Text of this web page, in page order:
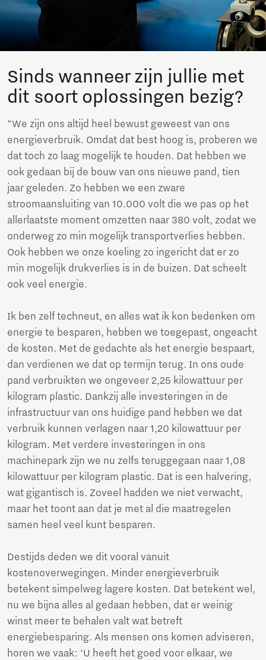
Sinds wanneer zijn jullie met
dit soort oplossingen bezig?
“We zijn ons altijd heel bewust geweest van ons
energieverbruik. Omdat dat best hoog is, proberen we
dat toch zo laag mogelijk te houden. Dat hebben we
ook gedaan bij de bouw van ons nieuwe pand, tien
jaar geleden. Zo hebben we een zware
stroomaansluiting van 10.000 volt die we pas op het
allerlaatste moment omzetten naar 380 volt, zodat we
onderweg zo min mogelijk transportverlies hebben.
Ook hebben we onze koeling zo ingericht dat er zo
min mogelijk drukverlies is in de buizen. Dat scheelt
ook veel energie.
Ik ben zelf techneut, en alles wat ik kon bedenken om
energie te besparen, hebben we toegepast, ongeacht
de kosten. Met de gedachte als het energie bespaart,
dan verdienen we dat op termijn terug. In ons oude
pand verbruikten we ongeveer 2,25 kilowattuur per
kilogram plastic. Dankzij alle investeringen in de
infrastructuur van ons huidige pand hebben we dat
verbruik kunnen verlagen naar 1,20 kilowattuur per
kilogram. Met verdere investeringen in ons
machinepark zijn we nu zelfs teruggegaan naar 1,08
kilowattuur per kilogram plastic. Dat is een halvering,
wat gigantisch is. Zoveel hadden we niet verwacht,
maar het toont aan dat je met al die maatregelen
samen heel veel kunt besparen.
Destijds deden we dit vooral vanuit
kostenoverwegingen. Minder energieverbruik
betekent simpelweg lagere kosten. Dat betekent wel,
nu we bijna alles al gedaan hebben, dat er weinig
winst meer te behalen valt wat betreft
energiebesparing. Als mensen ons komen adviseren,
horen we vaak: ‘U heeft het goed voor elkaar, we